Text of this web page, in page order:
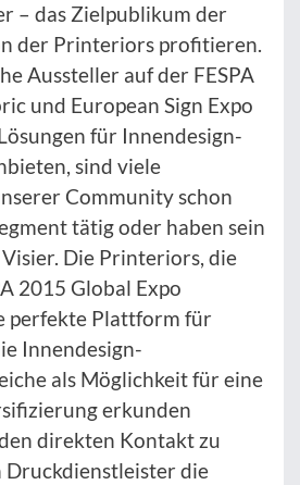
– das Zielpublikum der
der Printeriors profitieren.
Aussteller auf der FESPA
und European Sign Expo
für Innendesign-
sind viele
Community schon
tätig oder haben sein
Die Printeriors, die
2015 Global Expo
perfekte Plattform für
Innendesign-
als Möglichkeit für eine
erkunden
direkten Kontakt zu
Druckdienstleister die